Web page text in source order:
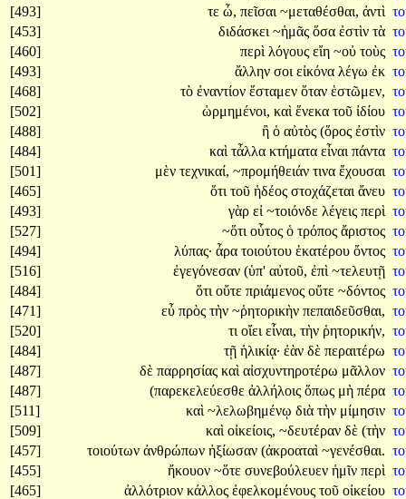
[493]
τε ὦ, πεῖσαι ~μεταθέσθαι, ἀντὶ
[453]
διδάσκει ~ἡμᾶς ὅσα ἐστὶν τὰ
[460]
περὶ λόγους εἴη ~οὐ τοὺς
[493]
ἄλλην σοι εἰκόνα λέγω ἐκ
[468]
τὸ ἐναντίον ἕσταμεν ὅταν ἑστῶμεν,
[502]
ὡρμημένοι, καὶ ἕνεκα τοῦ ἰδίου
[488]
ἢ ὁ αὐτὸς (ὅρος ἐστὶν
[484]
καὶ τἆλλα κτήματα εἶναι πάντα
[501]
μὲν τεχνικαί, ~προμήθειάν τινα ἔχουσαι
[465]
ὅτι τοῦ ἡδέος στοχάζεται ἄνευ
[493]
γὰρ εἰ ~τοιόνδε λέγεις περὶ
[527]
~ὅτι οὗτος ὁ τρόπος ἄριστος
[494]
λύπας· ἆρα τοιούτου ἑκατέρου ὄντος
[516]
ἐγεγόνεσαν (ὑπ' αὐτοῦ, ἐπὶ ~τελευτῇ
[484]
ὅτι οὔτε πριάμενος οὔτε ~δόντος
[471]
εὖ πρὸς τὴν ~ῥητορικὴν πεπαιδεῦσθαι,
[520]
τι οἴει εἶναι, τὴν ῥητορικήν,
[484]
τῇ ἡλικίᾳ· ἐὰν δὲ περαιτέρω
[487]
δὲ παρρησίας καὶ αἰσχυντηροτέρω μᾶλλον
[487]
(παρεκελεύεσθε ἀλλήλοις ὅπως μὴ πέρα
[511]
καὶ ~λελωβημένῳ διὰ τὴν μίμησιν
[509]
καὶ οἰκείοις, ~δευτέραν δὲ (τὴν
[457]
τοιούτων ἀνθρώπων ἠξίωσαν (ἀκροαταὶ ~γενέσθαι.
[455]
ἤκουον ~ὅτε συνεβούλευεν ἡμῖν περὶ
[465]
ἀλλότριον κάλλος ἐφελκομένους τοῦ οἰκείου